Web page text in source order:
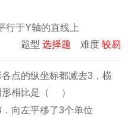
于Y轴的直线上
题型 选择题 难度 较易
点的纵坐标都减去3，横
形相比是（ ）
．向左平移了3个单位